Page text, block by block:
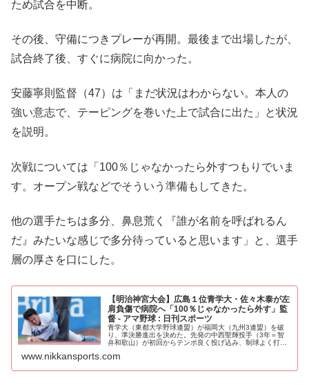
ため試合を中断。
その後、守備につきプレーが再開。最後まで出場したが、
試合終了後、すぐに病院に向かった。
安藤寧則監督（47）は「まだ状況はわからない。本人の
強い意志で、テーピングを巻いた上で試合に出た」と状況
を説明。
次戦については「100％じゃなかったら外すつもりでいま
す。オープン戦などでそういう準備もしてきた。
他の選手たちは多分、鼻息荒く『誰が名前を呼ばれるん
だ』みたいな感じで多分待っていると思います」と、選手
層の厚さを口にした。
【明治神宮大会】広島１位青学大・佐々木泰が左
肩負傷で病院へ「100％じゃなかったら外す」監
督 - アマ野球 : 日刊スポーツ
青学大（東都大学野球連盟）が福岡大（九州3連盟）を破
り、準決勝進出を決めた。先発の中西聖輝投手（3年＝智
弁和歌山）が初回からテンポ良く投げ込み、制球よく打た
ポーツ・コム（nikkans...
www.nikkansports.com